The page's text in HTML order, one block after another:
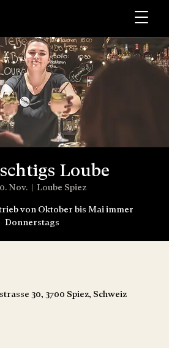
Loube
Nov.
  |
Loube Spiez
von Oktober bis Mai immer
Donnerstags
30, 3700 Spiez, Schweiz